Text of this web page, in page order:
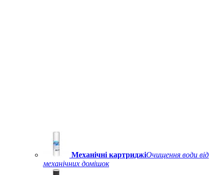
Механічні картриджіОчищення води від
механічних домішок